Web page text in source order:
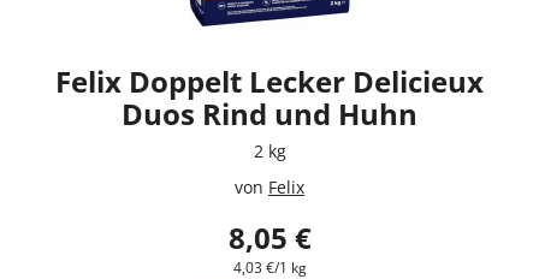
Felix Doppelt Lecker Delicieux
Duos Rind und Huhn
2 kg
von Felix
8,05 €
4,03 €/1 kg